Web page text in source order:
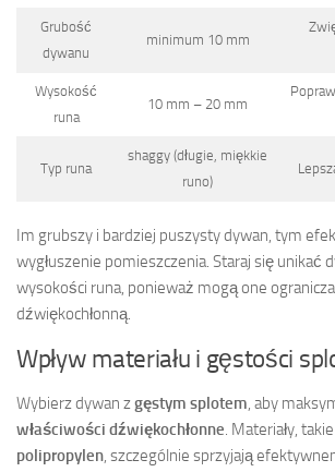
Grubość
dywanu
minimum 10 mm
Wysokość
runa
10 mm – 20 mm
Typ runa
shaggy (długie, miękkie
runo)
Im grubszy i bardziej puszysty dywan, tym
wygłuszenie pomieszczenia. Staraj się unikać
wysokości runa, ponieważ mogą one
dźwiękochłonną.
Wpływ materiału i gęstości
Wybierz dywan zgęstym splotem, aby
właściwości dźwiękochłonne. Materiały,
polipropylen, szczególnie sprzyjają